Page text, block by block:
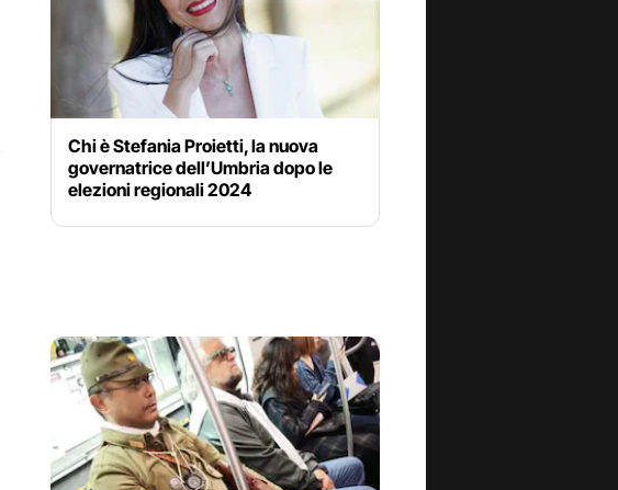
Chi è Stefania Proietti, la nuova
governatrice dell’Umbria dopo le
elezioni regionali 2024